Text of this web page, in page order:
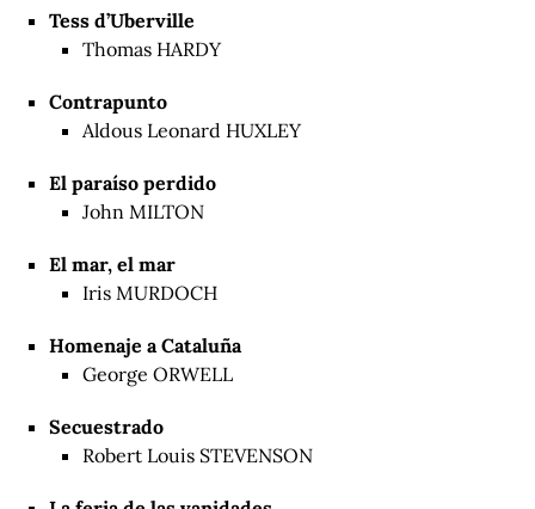
Tess d’Uberville
Thomas HARDY
Contrapunto
Aldous Leonard HUXLEY
El paraíso perdido
John MILTON
El mar, el mar
Iris MURDOCH
Homenaje a Cataluña
George ORWELL
Secuestrado
Robert Louis STEVENSON